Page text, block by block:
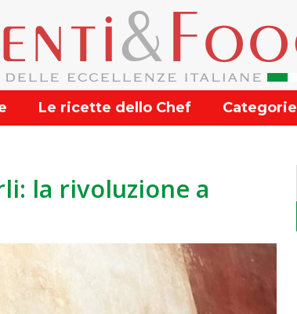
Le ricette dello Chef Categorie
la rivoluzione a